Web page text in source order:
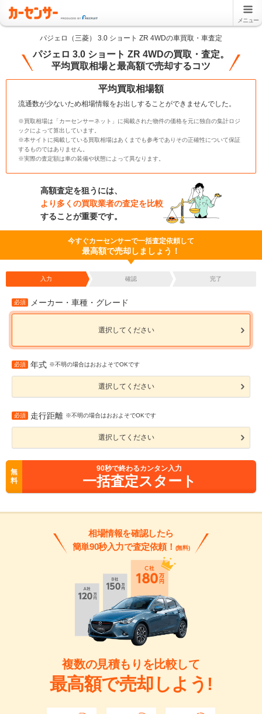
メニュー
パジェロ（三菱） 3.0 ショート ZR 4WDの車買取・車査定
パジェロ 3.0 ショート ZR 4WDの買取・査定。
平均買取相場と最高額で売却するコツ
平均買取相場額
流通数が少ないため相場情報をお出しすることができませんでした。
※買取相場は「カーセンサーネット」に掲載された物件の価格を元に独自の集計ロジ
ックによって算出しています。
※本サイトに掲載している買取相場はあくまでも参考でありその正確性について保証
するものではありません。
※実際の査定額は車の装備や状態によって異なります。
高額査定を狙うには、
より多くの買取業者の査定を比較
することが重要です。
今すぐカーセンサーで一括査定依頼して
最高額で売却しましょう！
入力 確認 完了
必須 メーカー・車種・グレード
選択してください
必須 年式 ※不明の場合はおおよそでOKです
選択してください
必須 走行距離 ※不明の場合はおおよそでOKです
選択してください
無
料
90秒で終わるカンタン入力
一括査定スタート
相場情報を確認したら
簡単90秒入力で査定依頼！ (無料)
複数の見積もりを比較して
最高額で売却しよう!